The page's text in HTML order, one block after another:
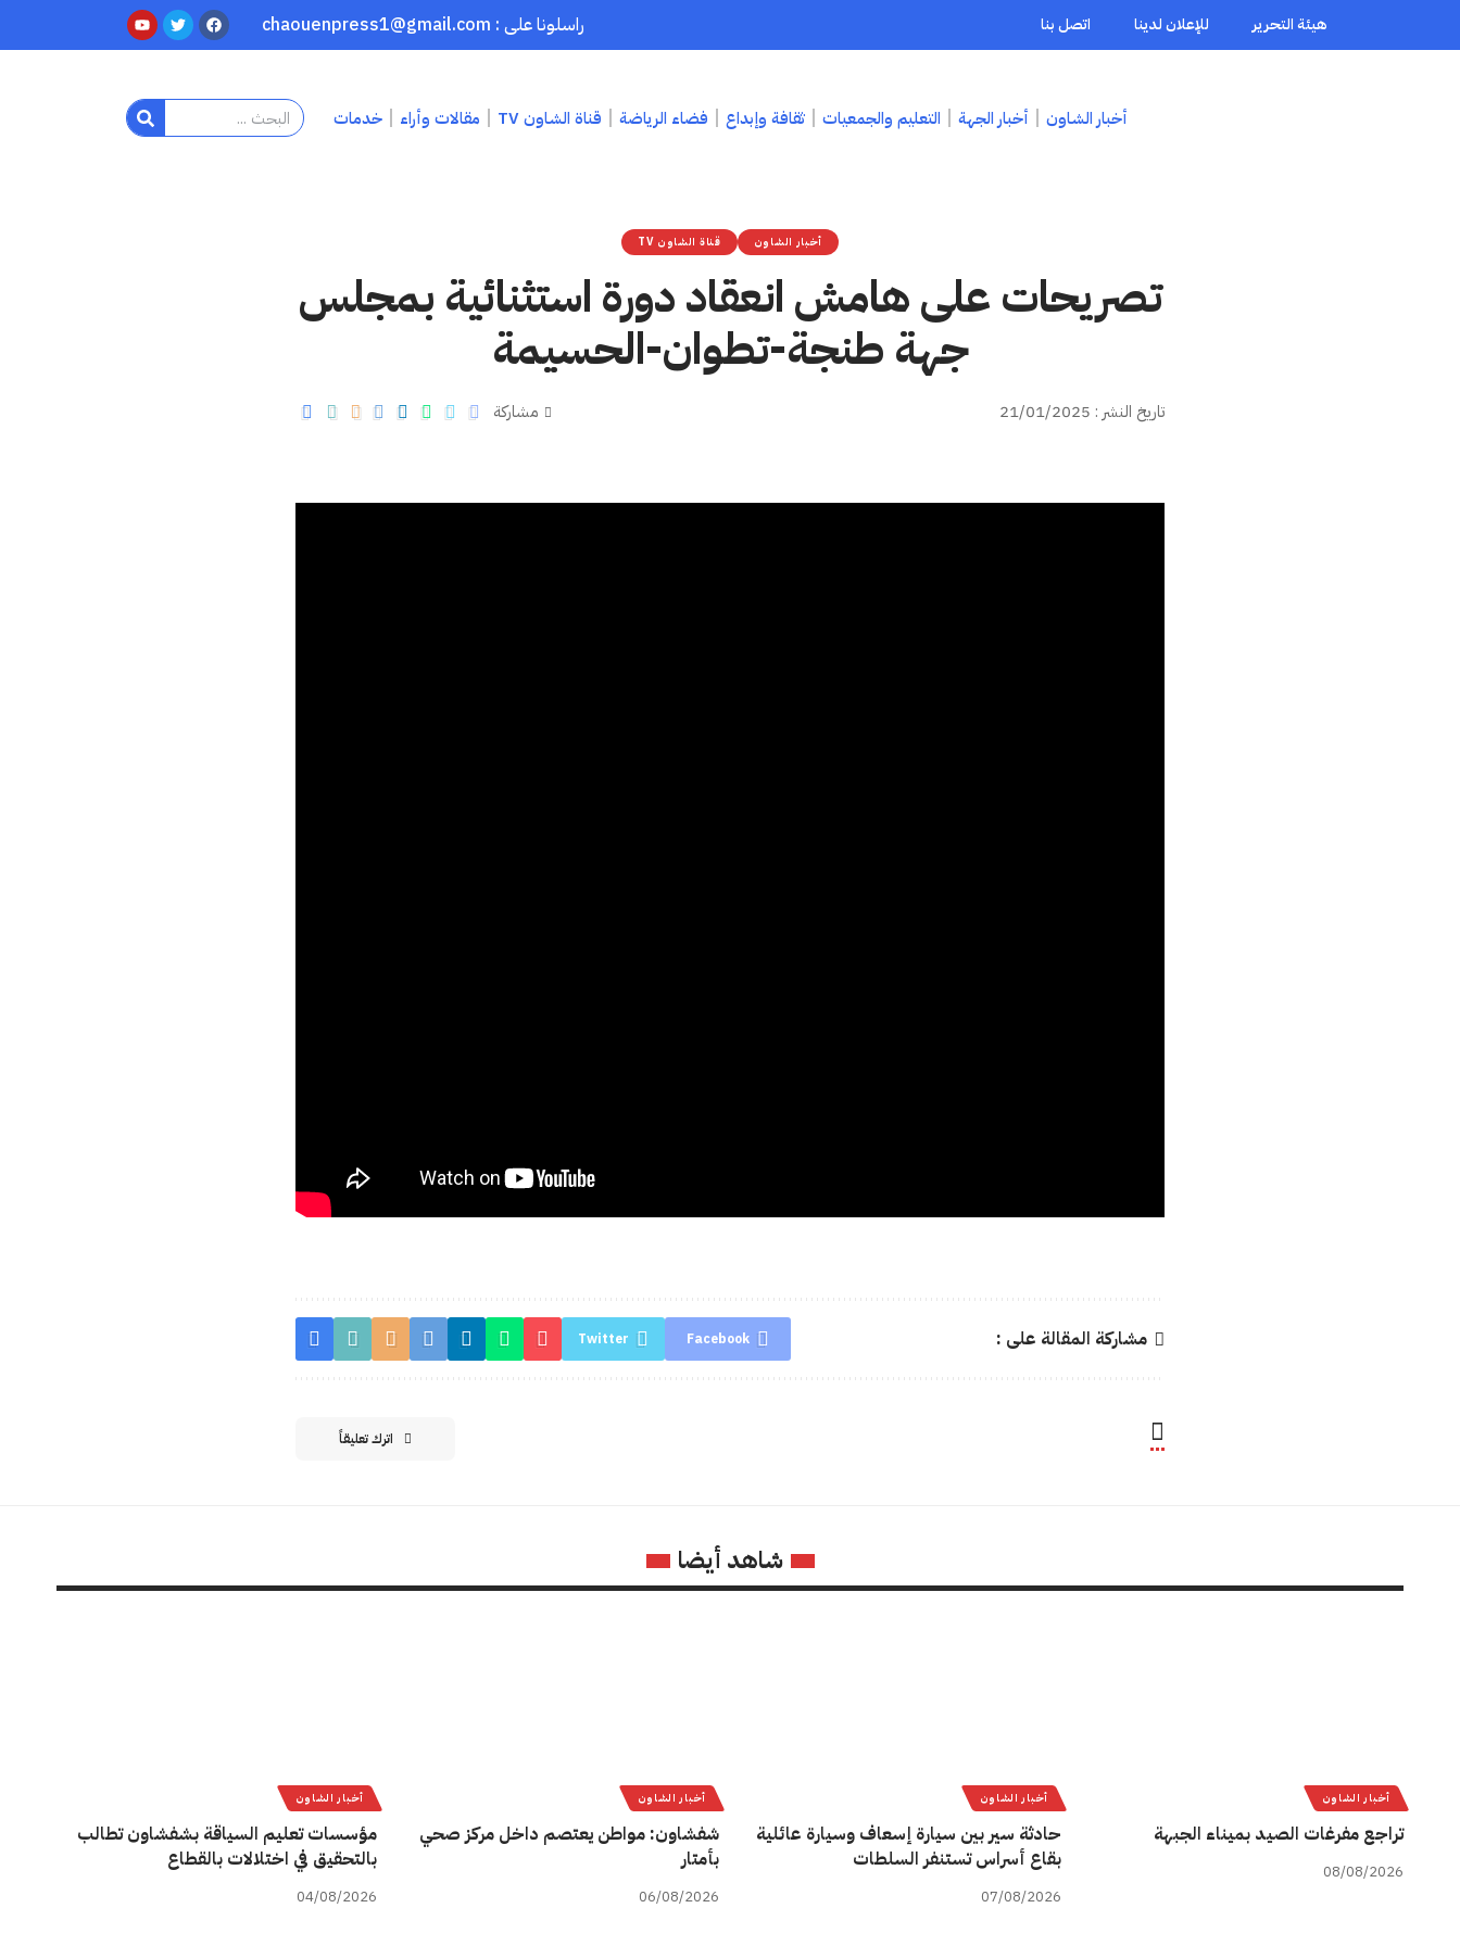
هيئة التحرير للإعلان لدينا اتصل بنا راسلونا على : chaouenpress1@gmail.com
أخبار الشاون أخبار الجهة التعليم والجمعيات ثقافة وإبداع فضاء الرياضة قناة الشاون TV مقالات وأراء خدمات
أخبار الشاون قناة الشاون TV
تصريحات على هامش انعقاد دورة استثنائية بمجلس
جهة طنجة-تطوان-الحسيمة‎
تاريخ النشر : 21/01/2025 مشاركة
مشاركة المقالة على : Facebook
Twitter
اترك تعليقاً
شاهد أيضا
أخبار الشاون
تراجع مفرغات الصيد بميناء الجبهة
08/08/2026
أخبار الشاون
حادثة سير بين سيارة إسعاف وسيارة عائلية
بقاع أسراس تستنفر السلطات
07/08/2026
أخبار الشاون
شفشاون: مواطن يعتصم داخل مركز صحي
بأمتار
06/08/2026
أخبار الشاون
مؤسسات تعليم السياقة بشفشاون تطالب
بالتحقيق في اختلالات بالقطاع
04/08/2026